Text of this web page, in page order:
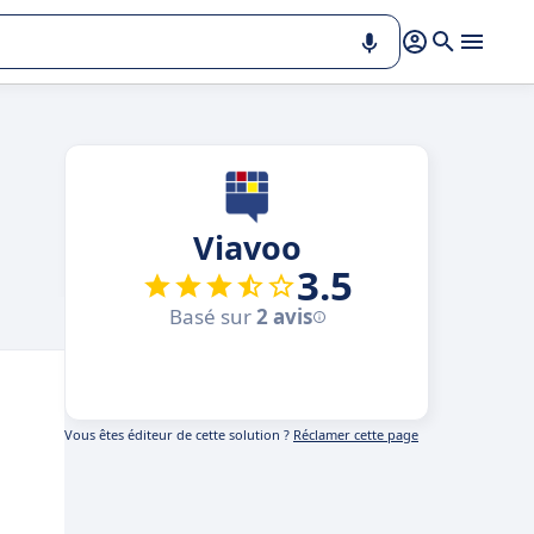
Viavoo
3.5
Basé sur2 avis
Vous êtes éditeur de cette solution ? Réclamer cette page